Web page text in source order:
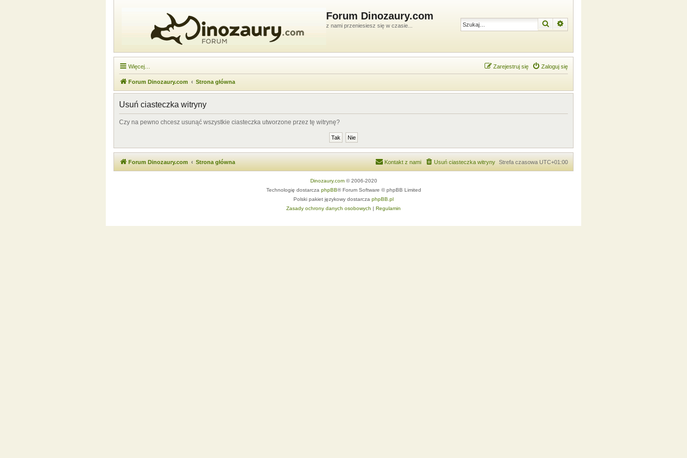
Forum Dinozaury.com
z nami przeniesiesz się w czasie... Szukaj
Więcej… Zaloguj się
Zarejestruj się
Forum Dinozaury.com Strona główna
Usuń ciasteczka witryny
Czy na pewno chcesz usunąć wszystkie ciasteczka utworzone przez tę witrynę?
Forum Dinozaury.com Strona główna Strefa czasowa UTC+01:00
Usuń ciasteczka witryny
Kontakt z nami
Dinozaury.com© 2006-2020
Technologię dostarcza phpBB® Forum Software © phpBB Limited
Polski pakiet językowy dostarcza phpBB.pl
Zasady ochrony danych osobowych | Regulamin